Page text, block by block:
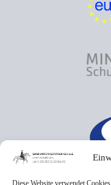
Diese Website verwendet